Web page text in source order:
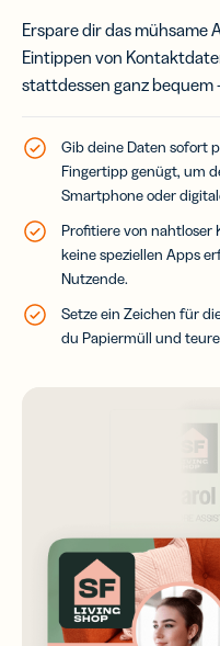
Erspare dir das
Eintippen von
stattdessen ganz bequem
Gib deine Daten sofort
Fingertipp genügt, um
Smartphone oder
Profitiere von
keine speziellen Apps
Nutzende.
Setze ein Zeichen für
du Papiermüll und